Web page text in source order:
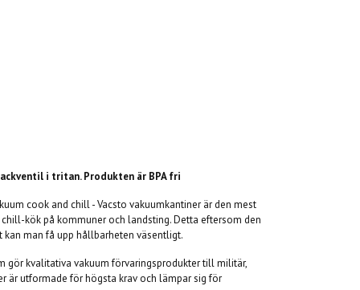
i tritan. Produkten är BPA fri
cook and chill - Vacsto vakuumkantiner är den mest
kök på kommuner och landsting. Detta eftersom den
man få upp hållbarheten väsentligt.
gör kvalitativa vakuum förvaringsprodukter till militär,
är utformade för högsta krav och lämpar sig för